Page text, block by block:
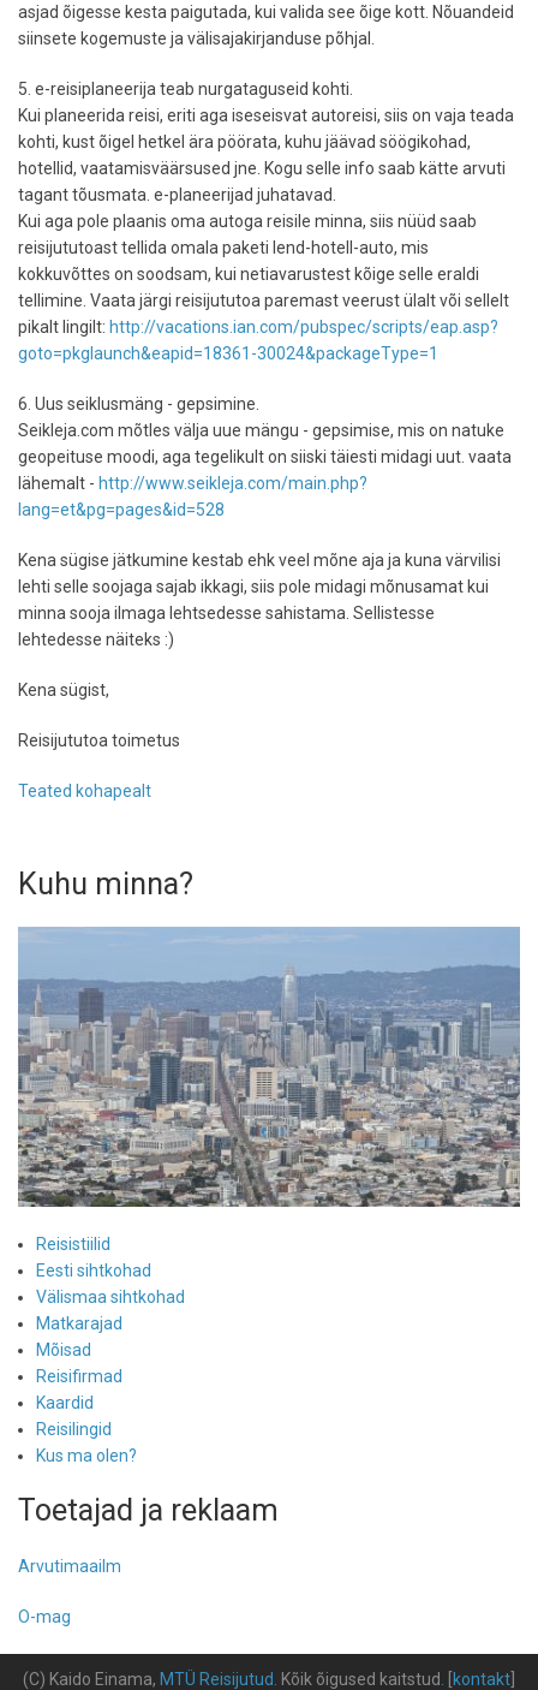
asjad õigesse kesta paigutada, kui valida see õige kott. Nõuandeid
siinsete kogemuste ja välisajakirjanduse põhjal.
5. e-reisiplaneerija teab nurgataguseid kohti.
Kui planeerida reisi, eriti aga iseseisvat autoreisi, siis on vaja teada
kohti, kust õigel hetkel ära pöörata, kuhu jäävad söögikohad,
hotellid, vaatamisväärsused jne. Kogu selle info saab kätte arvuti
tagant tõusmata. e-planeerijad juhatavad.
Kui aga pole plaanis oma autoga reisile minna, siis nüüd saab
reisijututoast tellida omala paketi lend-hotell-auto, mis
kokkuvõttes on soodsam, kui netiavarustest kõige selle eraldi
tellimine. Vaata järgi reisijututoa paremast veerust ülalt või sellelt
pikalt lingilt: http://vacations.ian.com/pubspec/scripts/eap.asp?
goto=pkglaunch&eapid=18361-30024&packageType=1
6. Uus seiklusmäng - gepsimine.
Seikleja.com mõtles välja uue mängu - gepsimise, mis on natuke
geopeituse moodi, aga tegelikult on siiski täiesti midagi uut. vaata
lähemalt - http://www.seikleja.com/main.php?
lang=et&pg=pages&id=528
Kena sügise jätkumine kestab ehk veel mõne aja ja kuna värvilisi
lehti selle soojaga sajab ikkagi, siis pole midagi mõnusamat kui
minna sooja ilmaga lehtsedesse sahistama. Sellistesse
lehtedesse näiteks :)
Kena sügist,
Reisijututoa toimetus
Teated kohapealt
Kuhu minna?
Reisistiilid
Eesti sihtkohad
Välismaa sihtkohad
Matkarajad
Mõisad
Reisifirmad
Kaardid
Reisilingid
Kus ma olen?
Toetajad ja reklaam
Arvutimaailm
O-mag
(C) Kaido Einama, MTÜ Reisijutud Kõik õigused kaitstud kontakt